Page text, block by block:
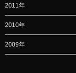
2011年
2010年
2009年